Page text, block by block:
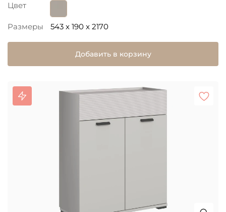
Цвет
Размеры 543 x 190 x 2170
Добавить в корзину